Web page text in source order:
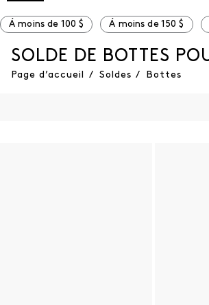
Á moins de 100 $ Á moins de 150 $
SOLDE DE BOTTES
Page d’accueil / Soldes / Bottes